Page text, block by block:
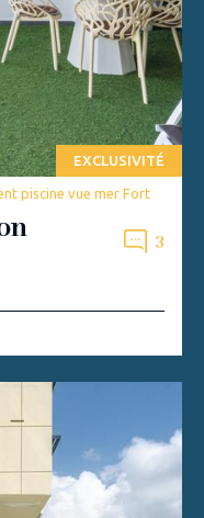
EXCLUSIVITÉ
piscine vue mer Fort
3